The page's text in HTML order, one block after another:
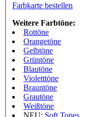
Farbkarte bestellen
Weitere Farbtöne:
Rottöne
Orangetöne
Gelbtöne
Grüntöne
Blautöne
Violetttöne
Brauntöne
Grautöne
Weißtöne
NEU: Soft Tones